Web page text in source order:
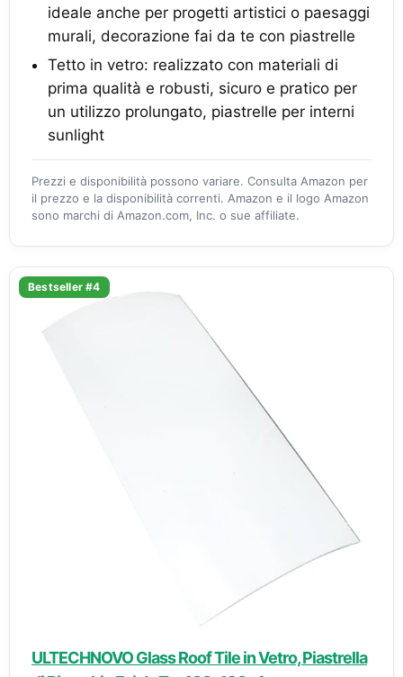
ideale anche per progetti artistici o paesaggi
murali, decorazione fai da te con piastrelle
Tetto in vetro: realizzato con materiali di
prima qualità e robusti, sicuro e pratico per
un utilizzo prolungato, piastrelle per interni
sunlight
Prezzi e disponibilità possono variare. Consulta Amazon per
il prezzo e la disponibilità correnti. Amazon e il logo Amazon
sono marchi di Amazon.com, Inc. o sue affiliate.
Bestseller #4
ULTECHNOVO Glass Roof Tile in Vetro, Piastrella